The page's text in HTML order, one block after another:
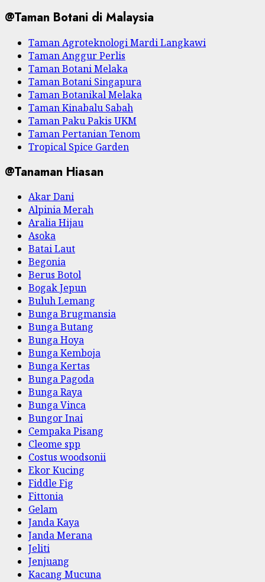
@Taman Botani di Malaysia
Taman Agroteknologi Mardi Langkawi
Taman Anggur Perlis
Taman Botani Melaka
Taman Botani Singapura
Taman Botanikal Melaka
Taman Kinabalu Sabah
Taman Paku Pakis UKM
Taman Pertanian Tenom
Tropical Spice Garden
@Tanaman Hiasan
Akar Dani
Alpinia Merah
Aralia Hijau
Asoka
Batai Laut
Begonia
Berus Botol
Bogak Jepun
Buluh Lemang
Bunga Brugmansia
Bunga Butang
Bunga Hoya
Bunga Kemboja
Bunga Kertas
Bunga Pagoda
Bunga Raya
Bunga Vinca
Bungor Inai
Cempaka Pisang
Cleome spp
Costus woodsonii
Ekor Kucing
Fiddle Fig
Fittonia
Gelam
Janda Kaya
Janda Merana
Jeliti
Jenjuang
Kacang Mucuna